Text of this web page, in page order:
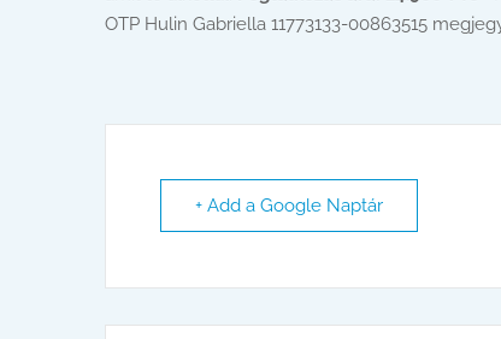
OTP Hulin Gabriella 11773133-00863515
+ Add a Google Naptár